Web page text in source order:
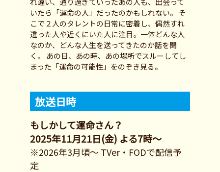
いたら「運命の人」だったのかもしれない。 そ
こで２人のタレントの日常に密着し、偶然すれ
違った人や近くにいた人に注目。一体どんな人
なのか、どんな人生を送ってきたのか話を聞
く。 あの日、あの時、あの場所でスルーしてし
まった「運命の可能性」をのぞき見る。
放送日時
もしかして運命さん？
2025年11月21日(金) よる7時～
※2026年3月頃～ TVer・FODで配信予
定